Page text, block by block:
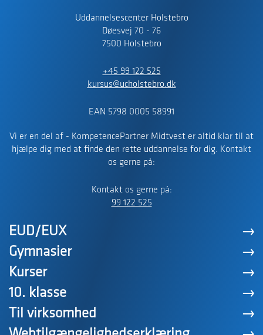
Uddannelsescenter Holstebro
Døesvej 70 - 76
7500 Holstebro
+45 99 122 525
kursus@ucholstebro.dk
EAN 5798 0005 58991
Vi er en del af - KompetencePartner Midtvest er altid klar til at
hjælpe dig med at finde den rette uddannelse for dig. Kontakt
os gerne på:
Kontakt os gerne på:
99 122 525
EUD/EUX
Gymnasier
Kurser
10. klasse
Til virksomhed